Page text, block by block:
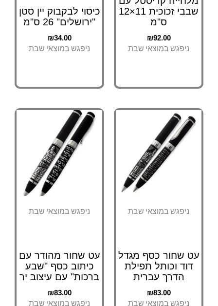
שבבי זכוכית 11×12
₪
ניפגש במוצאי שבת
כיסוי לבקבוק יין סטן
"ירושלים" 26 ס"מ
₪
ניפגש במוצאי שבת
ניפגש במוצאי שבת
שחור כסף מגדל
דוד וכותל תפילת
הדרך עברית
₪
ניפגש במוצאי שבת
ניפגש במוצאי שבת
עט שחור מהודר עם
כיתוב כסף "שבע
ברכות" עם עיצוב יר
₪
ניפגש במוצאי שבת